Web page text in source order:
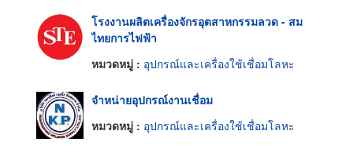
โรงงานผลิตเครื่องจักรอุตสาหกรรมลวด - สม
ไทยการไฟฟ้า
หมวดหมู่ : อุปกรณ์และเครื่องใช้เชื่อมโลหะ
จำหน่ายอุปกรณ์งานเชื่อม
หมวดหมู่ : อุปกรณ์และเครื่องใช้เชื่อมโลหะ